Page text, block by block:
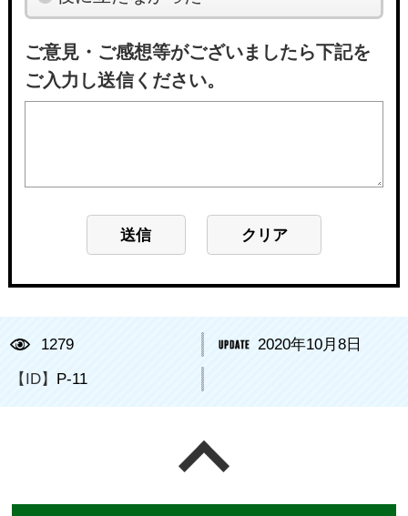
ご意見・ご感想等がございましたら下記を
ご入力し送信ください。
1279 2020年10月8日
【ID】 P-11